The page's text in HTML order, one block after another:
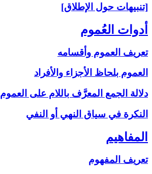
[تنبيهات حول الإطلاق]
أدوات العُموم
تعريف العموم وأقسامه
العموم بلحاظ الأجزاء والأفراد
دلالة الجمع المعرَّف باللام على‏ العموم
النكرة في سياق النهي أو النفي
المفاهيم‏
تعريف المفهوم